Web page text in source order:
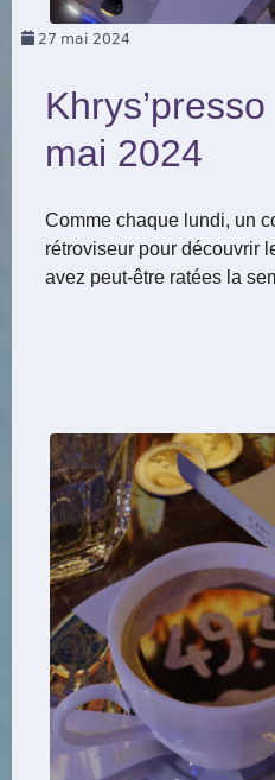
27 mai 2024
mai 2024
Comme chaque lundi, un
rétroviseur pour découvrir
avez peut-être ratées la